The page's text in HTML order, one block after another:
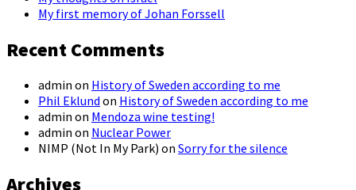
My first memory of Johan Forssell
Recent Comments
admin on History of Sweden according to me
Phil Eklund on History of Sweden according to me
admin on Mendoza wine testing!
admin on Nuclear Power
NIMP (Not In My Park) on Sorry for the silence
Archives